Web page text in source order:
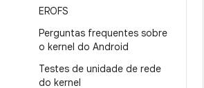
EROFS
Perguntas frequentes sobre
o kernel do Android
Testes de unidade de rede
do kernel